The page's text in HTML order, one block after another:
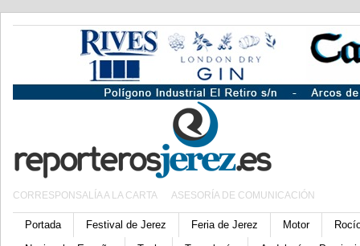
CORRESPONSALÍA A LA CARTA ASESORÍA DE COMUNICACIÓN
Portada Festival de Jerez Feria de Jerez Motor